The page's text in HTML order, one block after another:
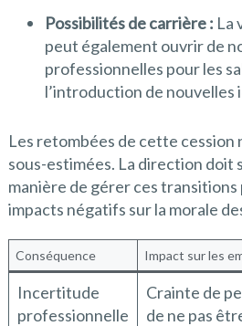
Possibilités de carrière : La
peut également ouvrir de
professionnelles pour les
l’introduction de nouvelles
Les retombées de cette cession
sous-estimées. La direction doit
manière de gérer ces transitions
impacts négatifs sur la morale
Conséquence Impact sur les
Incertitude
professionnelle
Crainte de
de ne pas